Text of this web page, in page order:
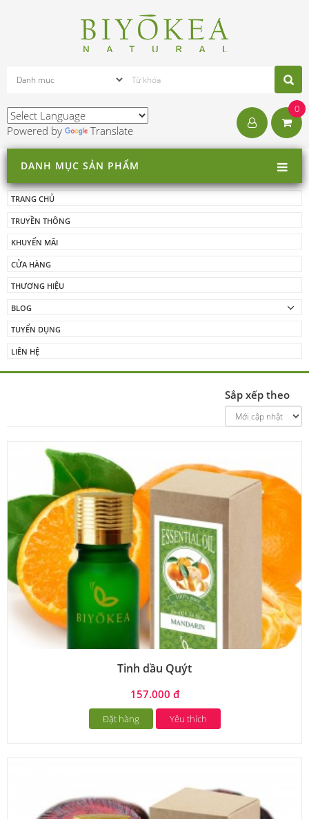
Powered by Translate
0
DANH MỤC SẢN PHẨM
TRANG CHỦ
TRUYỀN THÔNG
KHUYẾN MÃI
CỬA HÀNG
THƯƠNG HIỆU
BLOG
TUYỂN DỤNG
LIÊN HỆ
Sắp xếp theo
Tinh dầu Quýt
157.000 đ
Đặt hàng Yêu thích